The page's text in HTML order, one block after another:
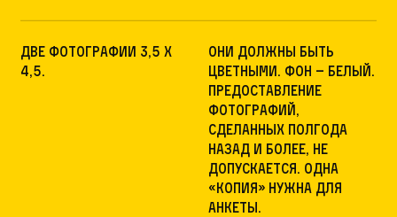
Две фотографии 3,5 x
4,5.
Они должны быть
цветными. Фон – белый.
Предоставление
фотографий,
сделанных полгода
назад и более, не
допускается. Одна
«копия» нужна для
анкеты.